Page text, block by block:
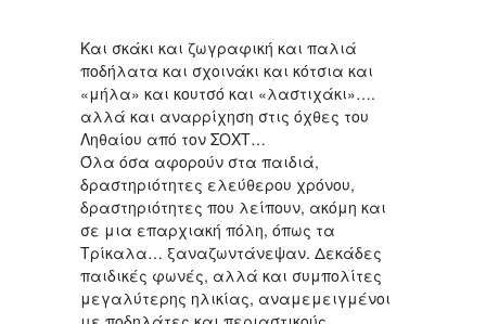
Και σκάκι και ζωγραφική και παλιά
ποδήλατα και σχοινάκι και κότσια και
«μήλα» και κουτσό και «λαστιχάκι»….
αλλά και αναρρίχηση στις όχθες του
Ληθαίου από τον ΣΟΧΤ…
Όλα όσα αφορούν στα παιδιά,
δραστηριότητες ελεύθερου χρόνου,
δραστηριότητες που λείπουν, ακόμη και
σε μια επαρχιακή πόλη, όπως τα
Τρίκαλα… ξαναζωντάνεψαν. Δεκάδες
παιδικές φωνές, αλλά και συμπολίτες
μεγαλύτερης ηλικίας, αναμεμειγμένοι